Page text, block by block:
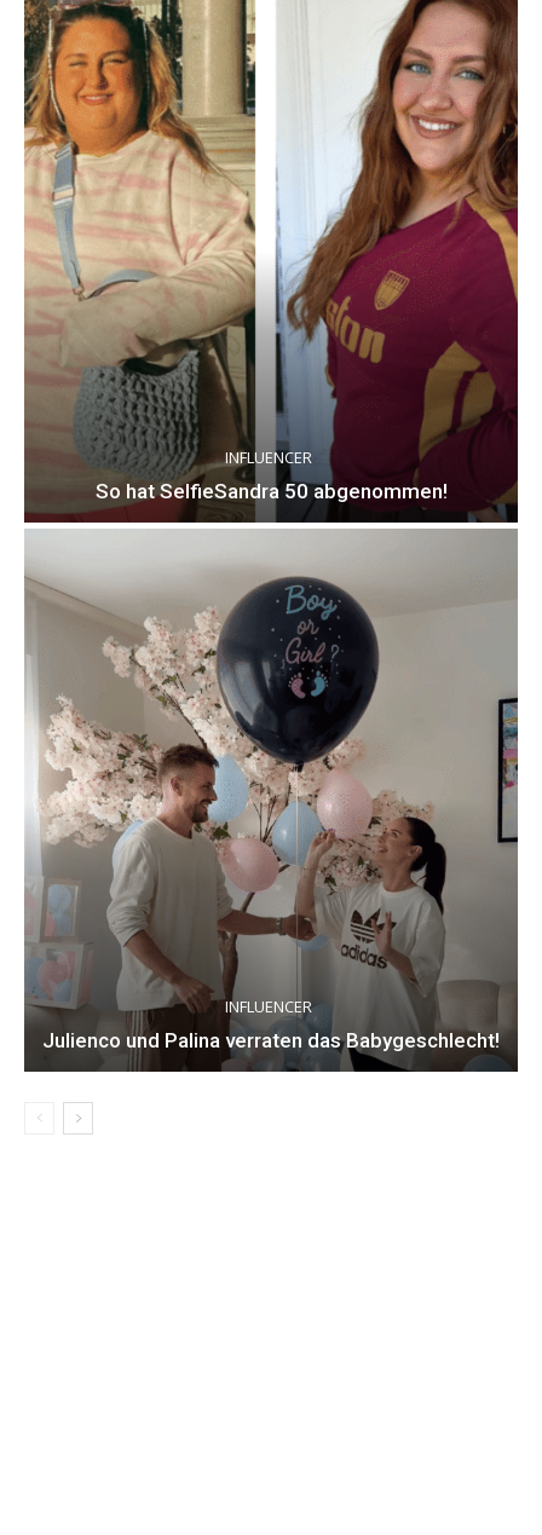
INFLUENCER
So hat SelfieSandra 50 abgenommen!
INFLUENCER
Julienco und Palina verraten das Babygeschlecht!